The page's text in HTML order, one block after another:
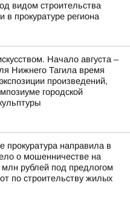
видом строительства
прокуратуре региона
Начало августа –
Нижнего Тагила время
произведений,
городской
прокуратура направила в
о мошенничестве на
рублей под предлогом
по строительству жилых